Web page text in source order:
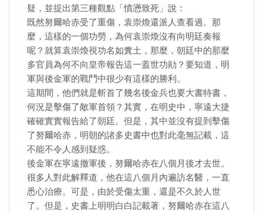
疑，並提出第三種觀點「憤懣致死」說：
既然努爾哈赤受了重傷，袁崇煥還派人查看過。那
麼，這樣的一個功勞，為何袁崇煥沒有向明廷奏報
呢？就算袁崇煥視功名如糞土，那麼，朝廷中的那麼
多官員為何不向皇帝報告這一蓋世功勛？要知道，明
軍與後金軍的戰鬥中很少有這樣的勝利。
這期間，他們就是斬首了幾名後金兵也要大書特書，
何況是擊傷了敵軍首領？其實，在明史中，寧遠大捷
確確實實報告給了朝廷。但是，其中並沒有提到擊傷
了努爾哈赤，明朝的諸多史書中也對此毫無記載，這
不能不令人感到疑惑。
後金軍在寧遠撤軍後，努爾哈赤在八個月後才去世。
很多人對此解釋道，他在這八個月內遍訪名醫，一直
悉心治療。可是，由於受傷太重，還是不久於人世
了。但是，史書上明明白白記載著，努爾哈赤在這八